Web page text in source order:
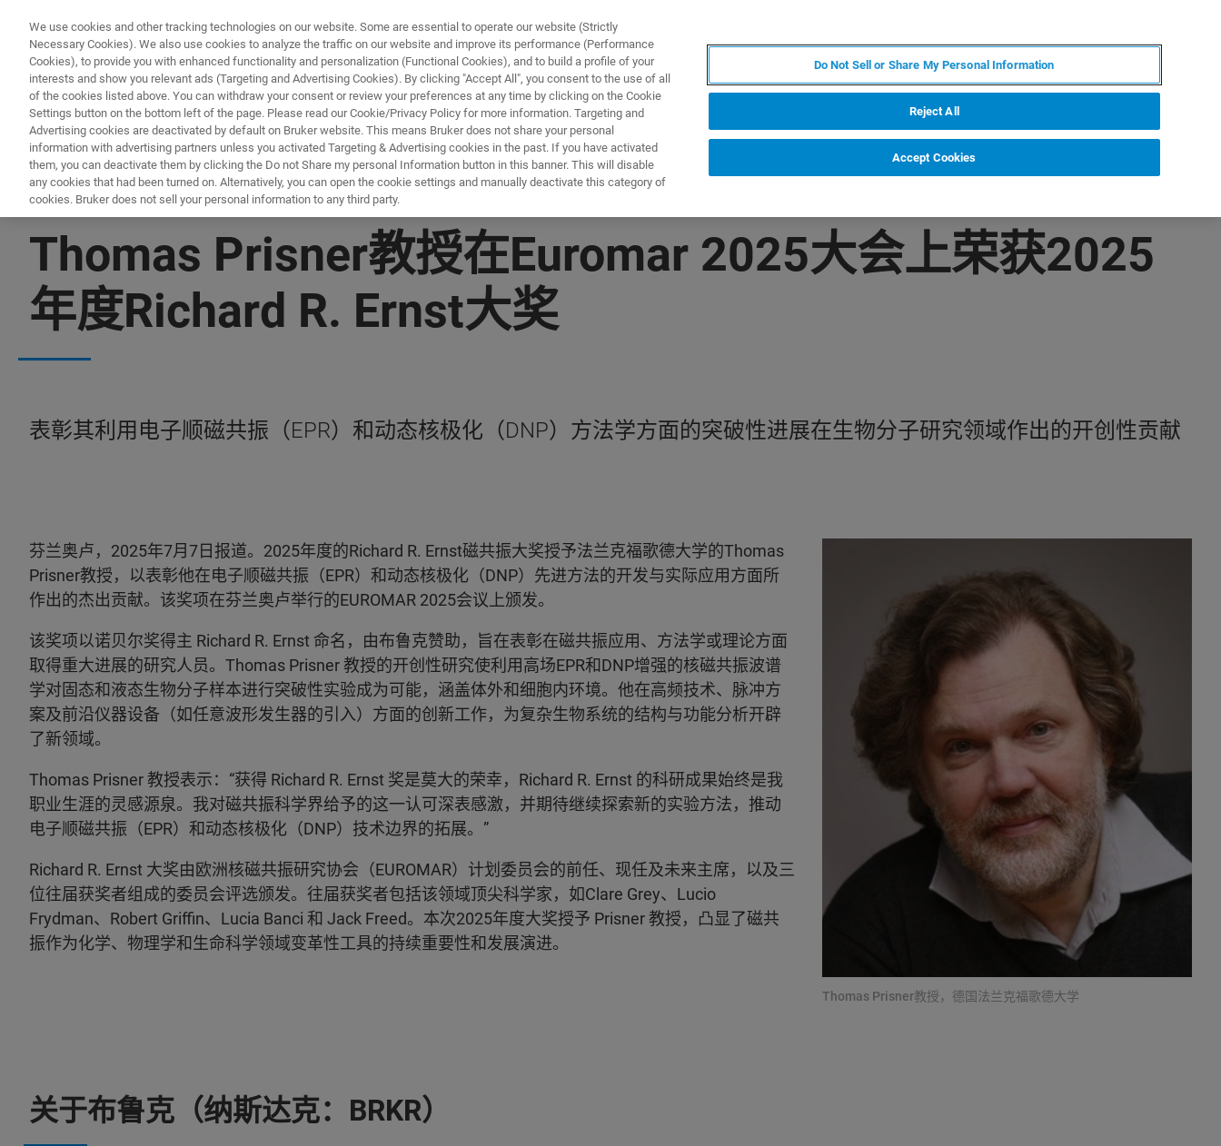
产品与解决方案
Thomas Prisner教授在Euromar 2025大会上荣获2025
年度Richard R. Ernst大奖
表彰其利用电子顺磁共振（EPR）和动态核极化（DNP）方法学方面的突破性进展在生物分子研究领域作出的开创性贡献
芬兰奥卢，2025年7月7日报道。2025年度的Richard R. Ernst磁共振大奖授予法兰克福歌德大学的Thomas
Prisner教授，以表彰他在电子顺磁共振（EPR）和动态核极化（DNP）先进方法的开发与实际应用方面所
作出的杰出贡献。该奖项在芬兰奥卢举行的EUROMAR 2025会议上颁发。
该奖项以诺贝尔奖得主 Richard R. Ernst 命名，由布鲁克赞助，旨在表彰在磁共振应用、方法学或理论方面
取得重大进展的研究人员。Thomas Prisner 教授的开创性研究使利用高场EPR和DNP增强的核磁共振波谱
学对固态和液态生物分子样本进行突破性实验成为可能，涵盖体外和细胞内环境。他在高频技术、脉冲方
案及前沿仪器设备（如任意波形发生器的引入）方面的创新工作，为复杂生物系统的结构与功能分析开辟
了新领域。
Thomas Prisner 教授表示：“获得 Richard R. Ernst 奖是莫大的荣幸，Richard R. Ernst 的科研成果始终是我
职业生涯的灵感源泉。我对磁共振科学界给予的这一认可深表感激，并期待继续探索新的实验方法，推动
电子顺磁共振（EPR）和动态核极化（DNP）技术边界的拓展。”
Richard R. Ernst 大奖由欧洲核磁共振研究协会（EUROMAR）计划委员会的前任、现任及未来主席，以及三
位往届获奖者组成的委员会评选颁发。往届获奖者包括该领域顶尖科学家，如Clare Grey、Lucio
Frydman、Robert Griffin、Lucia Banci 和 Jack Freed。本次2025年度大奖授予 Prisner 教授，凸显了磁共
振作为化学、物理学和生命科学领域变革性工具的持续重要性和发展演进。
Thomas Prisner教授，德国法兰克福歌德大学
关于布鲁克（纳斯达克：BRKR）
We use cookies and other tracking technologies on our website. Some are essential to operate our website (Strictly
Necessary Cookies). We also use cookies to analyze the traffic on our website and improve its performance (Performance
Cookies), to provide you with enhanced functionality and personalization (Functional Cookies), and to build a profile of your
interests and show you relevant ads (Targeting and Advertising Cookies). By clicking "Accept All", you consent to the use of all
of the cookies listed above. You can withdraw your consent or review your preferences at any time by clicking on the Cookie
Settings button on the bottom left of the page. Please read our Cookie/Privacy Policy for more information. Targeting and
Advertising cookies are deactivated by default on Bruker website. This means Bruker does not share your personal
information with advertising partners unless you activated Targeting & Advertising cookies in the past. If you have activated
them, you can deactivate them by clicking the Do not Share my personal Information button in this banner. This will disable
any cookies that had been turned on. Alternatively, you can open the cookie settings and manually deactivate this category of
cookies. Bruker does not sell your personal information to any third party.
Do Not Sell or Share My Personal Information
Reject All
Accept Cookies